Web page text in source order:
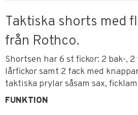
Taktiska shorts med
från Rothco.
Shortsen har 6 st fickor: 2 bak-,
lårfickor samt 2 fack med
taktiska prylar såsam sax,
FUNKTION